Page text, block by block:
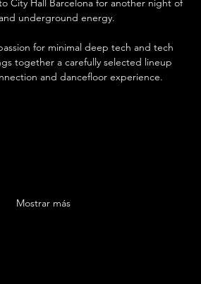
City Hall Barcelona for another night of
underground energy.
for minimal deep tech and tech
together a carefully selected lineup
and dancefloor experience.
Mostrar más